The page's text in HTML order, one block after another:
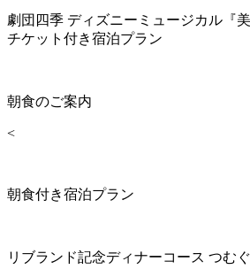
劇団四季 ディズニーミュージカル『
チケット付き宿泊プラン
朝食のご案内
<
朝食付き宿泊プラン
リブランド記念ディナーコース つむぐ